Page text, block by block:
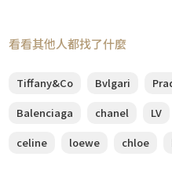
看看其他人都找了什麼
Tiffany&Co Bvlgari
Balenciaga
chanel LV
celine
loewe chloe